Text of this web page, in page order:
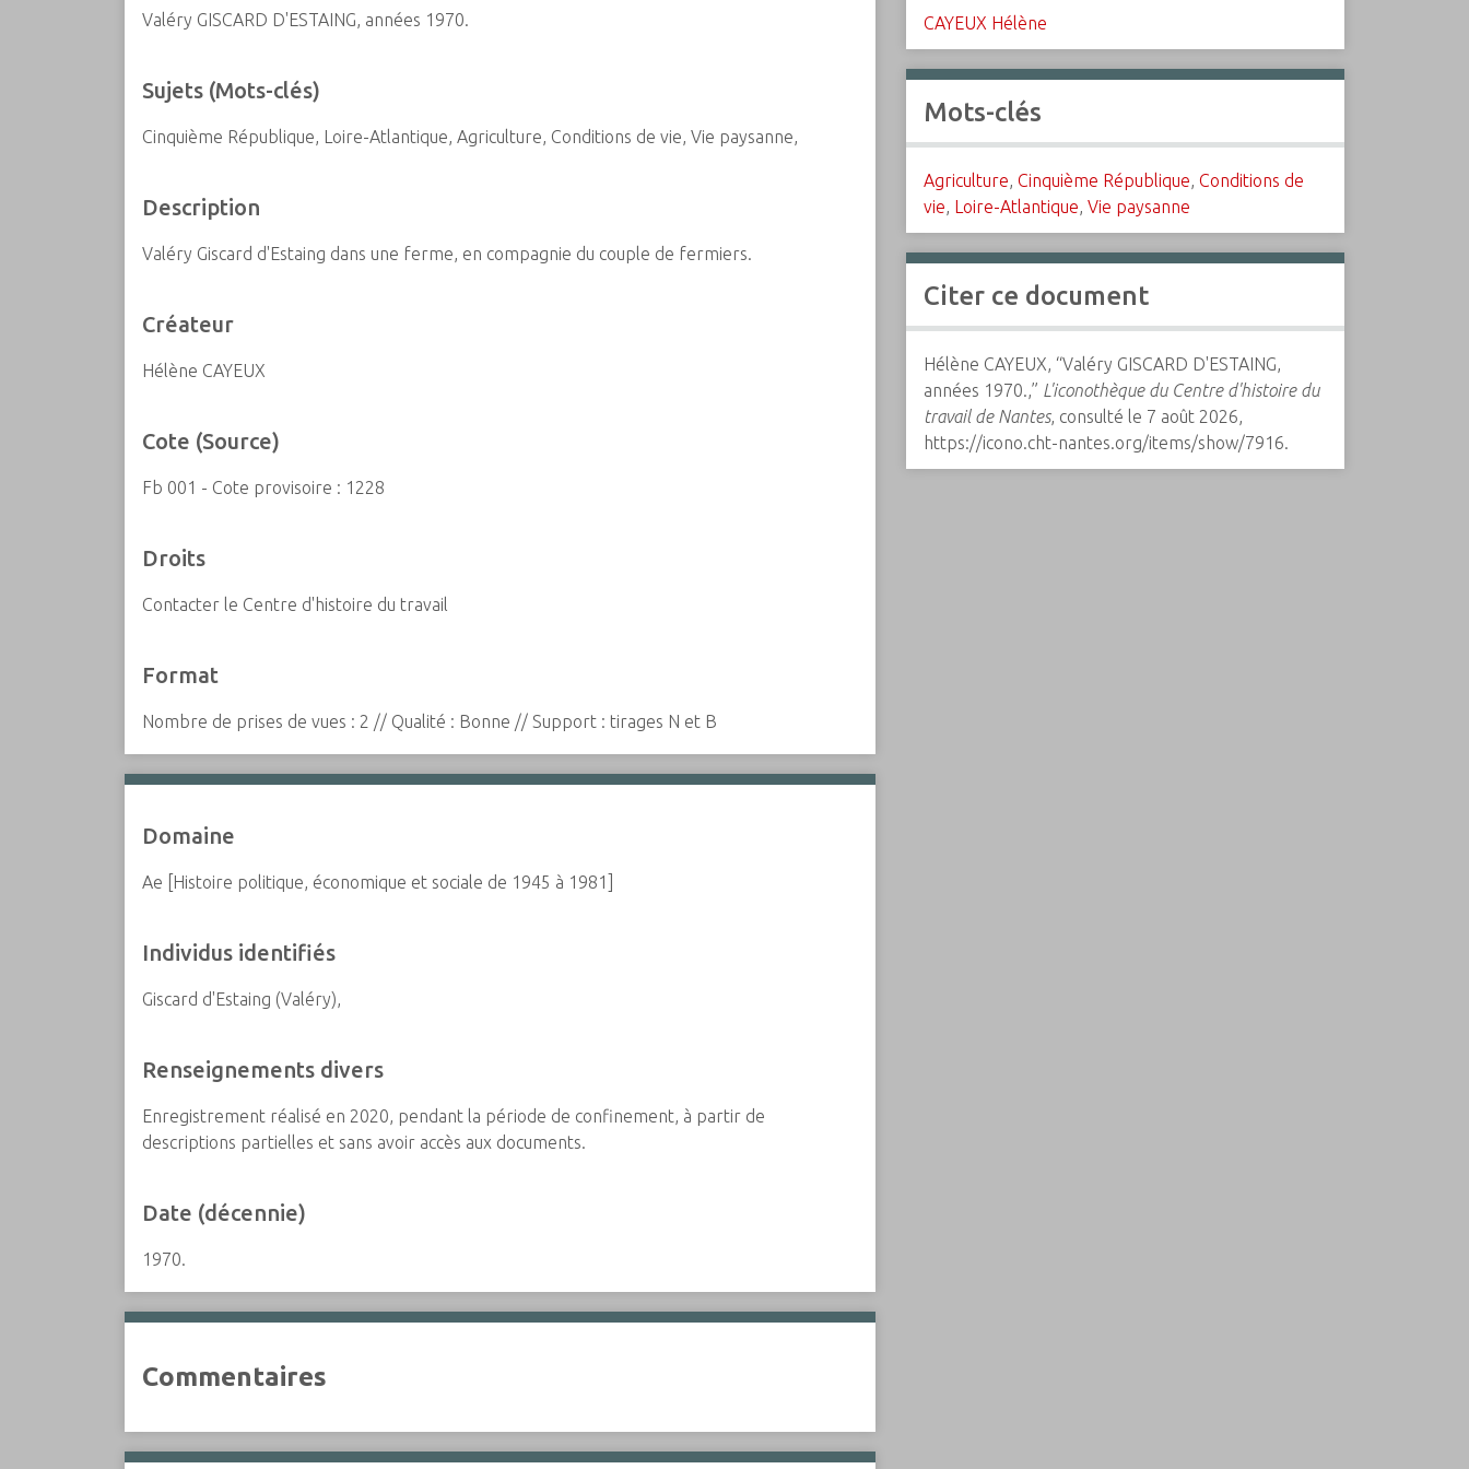
Valéry GISCARD D'ESTAING, années 1970.
Sujets (Mots-clés)
Cinquième République, Loire-Atlantique, Agriculture, Conditions de vie, Vie paysanne,
Description
Valéry Giscard d'Estaing dans une ferme, en compagnie du couple de fermiers.
Créateur
Hélène CAYEUX
Cote (Source)
Fb 001 - Cote provisoire : 1228
Droits
Contacter le Centre d'histoire du travail
Format
Nombre de prises de vues : 2 // Qualité : Bonne // Support : tirages N et B
Domaine
Ae [Histoire politique, économique et sociale de 1945 à 1981]
Individus identifiés
Giscard d'Estaing (Valéry),
Renseignements divers
Enregistrement réalisé en 2020, pendant la période de confinement, à partir de
descriptions partielles et sans avoir accès aux documents.
Date (décennie)
1970.
Commentaires
CAYEUX Hélène
Mots-clés
Agriculture,Cinquième République,Conditions de
vie, Loire-Atlantique,Vie paysanne
Citer ce document
Hélène CAYEUX, “Valéry GISCARD D'ESTAING,
années 1970.,” L'iconothèque du Centre d'histoire du
travail de Nantes, consulté le 7 août 2026,
https://icono.cht-nantes.org/items/show/7916.